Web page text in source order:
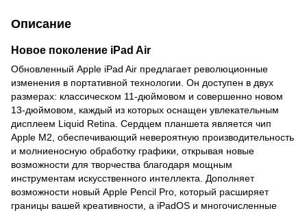
Описание
Новое поколение iPad Air
Обновленный Apple iPad Air предлагает революционные
изменения в портативной технологии. Он доступен в двух
размерах: классическом 11-дюймовом и совершенно новом
13-дюймовом, каждый из которых оснащен увлекательным
дисплеем Liquid Retina. Сердцем планшета является чип
Apple M2, обеспечивающий невероятную производительность
и молниеносную обработку графики, открывая новые
возможности для творчества благодаря мощным
инструментам искусственного интеллекта. Дополняет
возможности новый Apple Pencil Pro, который расширяет
границы вашей креативности, а iPadOS и многочисленные